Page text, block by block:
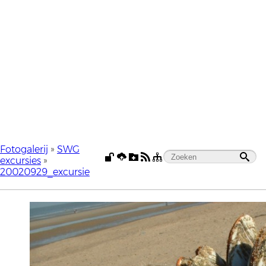
Fotogalerij » SWG
excursies »
20020929_excursie